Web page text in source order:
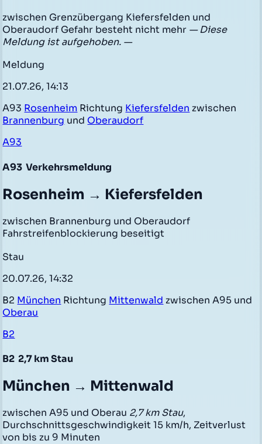
zwischen Grenzübergang Kiefersfelden und
Oberaudorf Gefahr besteht nicht mehr — Diese
Meldung ist aufgehoben. —
Meldung
21.07.26, 14:13
A93 Rosenheim Richtung Kiefersfelden zwischen
Brannenburg und Oberaudorf
A93
A93 Verkehrsmeldung
Rosenheim → Kiefersfelden
zwischen Brannenburg und Oberaudorf
Fahrstreifenblockierung beseitigt
Stau
20.07.26, 14:32
B2 München Richtung Mittenwald zwischen A95 und
Oberau
B2
B2 2,7 km Stau
München → Mittenwald
zwischen A95 und Oberau 2,7 km Stau,
Durchschnittsgeschwindigkeit 15 km/h, Zeitverlust
von bis zu 9 Minuten